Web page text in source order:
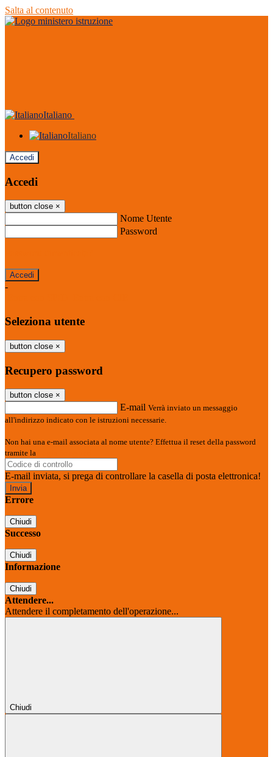
Salta al contenuto
Italiano
Italiano
Accedi
Accedi
button close ×
Nome Utente
Password
-
Seleziona utente
button close ×
Recupero password
button close ×
E-mail Verrà inviato un messaggio
all'indirizzo indicato con le istruzioni necessarie.
Non hai una e-mail associata al nome utente? Effettua il reset della password
tramite la
E-mail inviata, si prega di controllare la casella di posta elettronica!
Errore
Chiudi
Successo
Chiudi
Informazione
Chiudi
Attendere...
Attendere il completamento dell'operazione...
Chiudi